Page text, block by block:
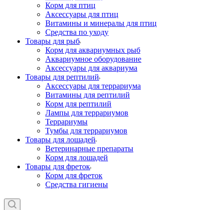
Корм для птиц
Аксессуары для птиц
Витамины и минералы для птиц
Средства по уходу
Товары для рыб
Корм для аквариумных рыб
Аквариумное оборудование
Аксессуары для аквариума
Товары для рептилий
Аксессуары для террариума
Витамины для рептилий
Корм для рептилий
Лампы для террариумов
Террариумы
Тумбы для террариумов
Товары для лошадей
Ветеринарные препараты
Корм для лошадей
Товары для фреток
Корм для фреток
Средства гигиены